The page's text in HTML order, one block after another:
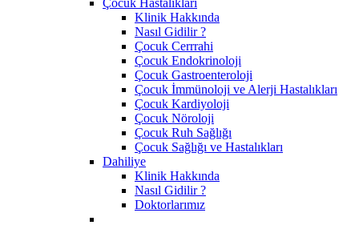
Klinik Hakkında
Nasıl Gidilir ?
Çocuk Cerrrahi
Çocuk Endokrinoloji
Çocuk Gastroenteroloji
Çocuk İmmünoloji ve Alerji Hastalıkları
Çocuk Kardiyoloji
Çocuk Nöroloji
Çocuk Ruh Sağlığı
Çocuk Sağlığı ve Hastalıkları
Dahiliye
Klinik Hakkında
Nasıl Gidilir ?
Doktorlarımız